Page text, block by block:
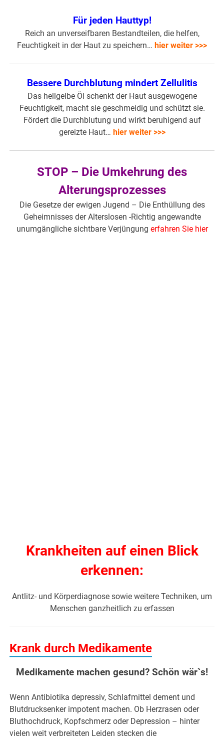
Für jeden Hauttyp!
Reich an unverseifbaren Bestandteilen, die helfen,
Feuchtigkeit in der Haut zu speichern… hier weiter >>>
Bessere Durchblutung mindert Zellulitis
Das hellgelbe Öl schenkt der Haut ausgewogene
Feuchtigkeit, macht sie geschmeidig und schützt sie.
Fördert die Durchblutung und wirkt beruhigend auf
gereizte Haut… hier weiter >>>
STOP – Die Umkehrung des
Alterungsprozesses
Die Gesetze der ewigen Jugend – Die Enthüllung des
Geheimnisses der Alterslosen -Richtig angewandte
unumgängliche sichtbare Verjüngung erfahren Sie hier
Krankheiten auf einen Blick
erkennen:
Antlitz- und Körperdiagnose sowie weitere Techniken, um
Menschen ganzheitlich zu erfassen
Krank durch Medikamente
Medikamente machen gesund? Schön wär`s!
Wenn Antibiotika depressiv, Schlafmittel dement und
Blutdrucksenker impotent machen. Ob Herzrasen oder
Bluthochdruck, Kopfschmerz oder Depression – hinter
vielen weit verbreiteten Leiden stecken die